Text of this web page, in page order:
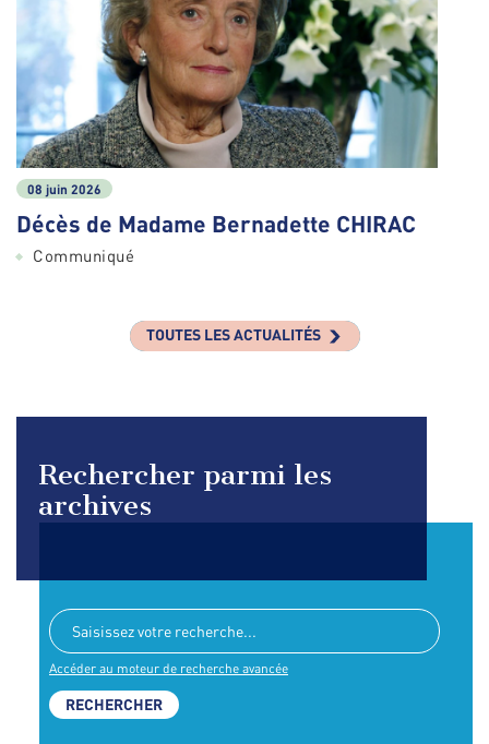
08 juin 2026
Décès de Madame Bernadette CHIRAC
Communiqué
TOUTES LES ACTUALITÉS
Rechercher parmi les
archives
Accéder au moteur de recherche avancée